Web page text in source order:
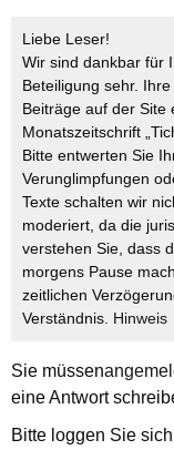
Liebe Leser!
Wir sind dankbar für
Beteiligung sehr.
Beiträge auf der Site
Monatszeitschrift
Bitte entwerten Sie
Verunglimpfungen
Texte schalten wir
moderiert, da die
verstehen Sie, dass
morgens Pause
zeitlichen
Verständnis. Hinweis
Sie müssen
eine Antwort
Bitte loggen Sie